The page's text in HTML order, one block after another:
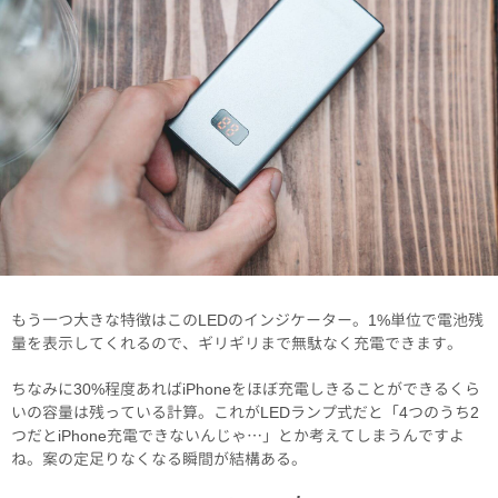
もう一つ大きな特徴はこのLEDのインジケーター。1%単位で電池残
量を表示してくれるので、ギリギリまで無駄なく充電できます。
ちなみに30%程度あればiPhoneをほぼ充電しきることができるくら
いの容量は残っている計算。これがLEDランプ式だと「4つのうち2
つだとiPhone充電できないんじゃ…」とか考えてしまうんですよ
ね。案の定足りなくなる瞬間が結構ある。